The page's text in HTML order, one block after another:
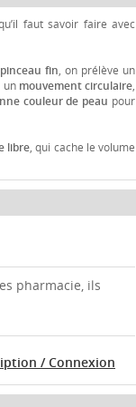
faut savoir faire avec
pinceau fin, on prélève un
un mouvement circulaire,
couleur de peau pour
libre, qui cache le volume
pharmacie, ils
/ Connexion